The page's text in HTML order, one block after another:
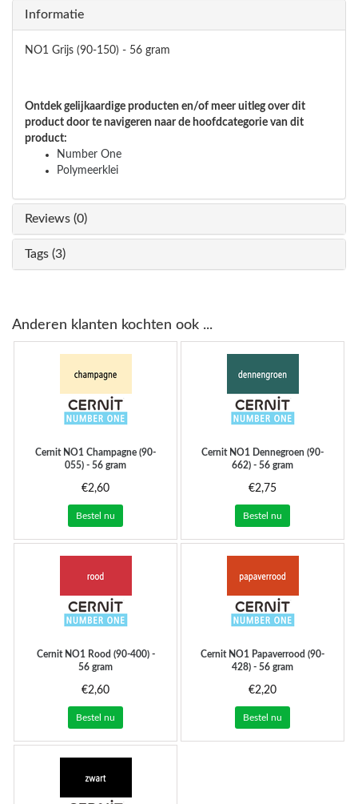
Informatie
NO1 Grijs (90-150) - 56 gram
Ontdek gelijkaardige producten en/of meer uitleg over dit
product door te navigeren naar de hoofdcategorie van dit
product:
Number One
Polymeerklei
Reviews (0)
Tags (3)
Anderen klanten kochten ook ...
CernitNO1 Champagne (90-
055) - 56 gram
€2,60
Bestel nu
CernitNO1 Dennegroen (90-
662) - 56 gram
€2,75
Bestel nu
CernitNO1 Rood (90-400) -
56 gram
€2,60
Bestel nu
CernitNO1 Papaverrood (90-
428) - 56 gram
€2,20
Bestel nu